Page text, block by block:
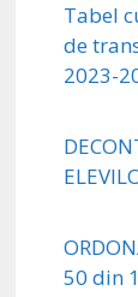
Tabel
de
2023-
50 din